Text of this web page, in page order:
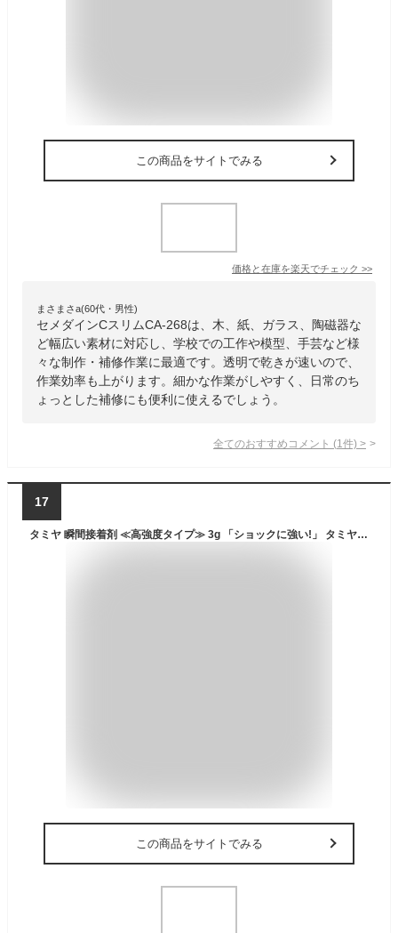
この商品をサイトでみる
価格と在庫を楽天でチェック >>
まさまさa(60代・男性)
セメダインCスリムCA-268は、木、紙、ガラス、陶磁器な
ど幅広い素材に対応し、学校での工作や模型、手芸など様
々な制作・補修作業に最適です。透明で乾きが速いので、
作業効率も上がります。細かな作業がしやすく、日常のち
ょっとした補修にも便利に使えるでしょう。
全てのおすすめコメント (1 件) >
17
タミヤ 瞬間接着剤 ≪高強度タイプ≫ 3g 「ショックに強い!」 タミヤ模型
この商品をサイトでみる